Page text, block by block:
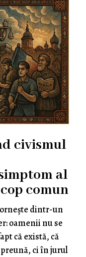
civismul
al
comun
dintr-un
oamenii nu se
că există, că
ci în jurul